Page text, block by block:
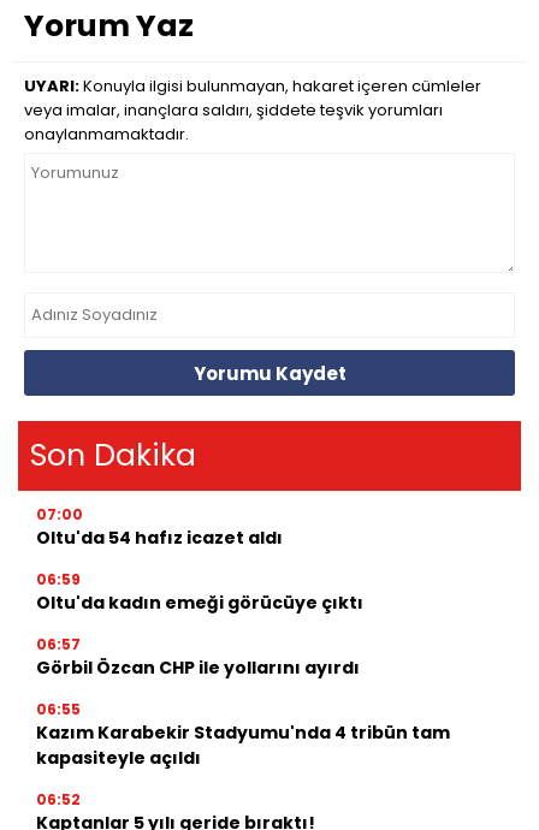
Yorum Yaz
UYARI:Konuyla ilgisi bulunmayan, hakaret içeren cümleler
veya imalar, inançlara saldırı, şiddete teşvik yorumları
onaylanmamaktadır.
Yorumu Kaydet
Son Dakika
07:00
Oltu'da 54 hafız icazet aldı
06:59
Oltu'da kadın emeği görücüye çıktı
06:57
Görbil Özcan CHP ile yollarını ayırdı
06:55
Kazım Karabekir Stadyumu'nda 4 tribün tam
kapasiteyle açıldı
06:52
Kaptanlar 5 yılı geride bıraktı!